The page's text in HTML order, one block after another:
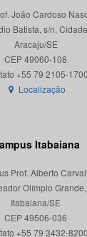
João Cardoso
Batista, s/n,
Aracaju/SE
CEP 49060-108
Localização
Itabaiana
Prof. Alberto
Olímpio
Itabaiana/SE
CEP 49506-036